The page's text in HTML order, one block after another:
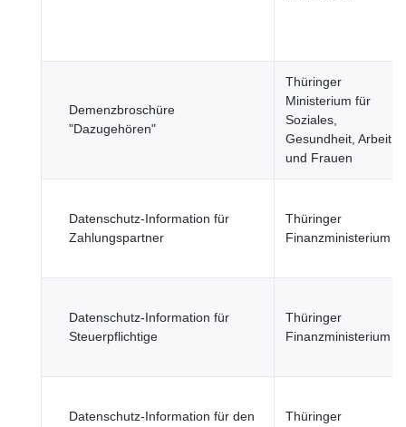
Demenzbroschüre
"Dazugehören"
Thüringer
Ministerium für
Soziales,
Gesundheit, Arbeit
und Frauen
Datenschutz-Information für
Zahlungspartner
Thüringer
Finanzministerium
Datenschutz-Information für
Steuerpflichtige
Thüringer
Finanzministerium
Datenschutz-Information für den
Thüringer